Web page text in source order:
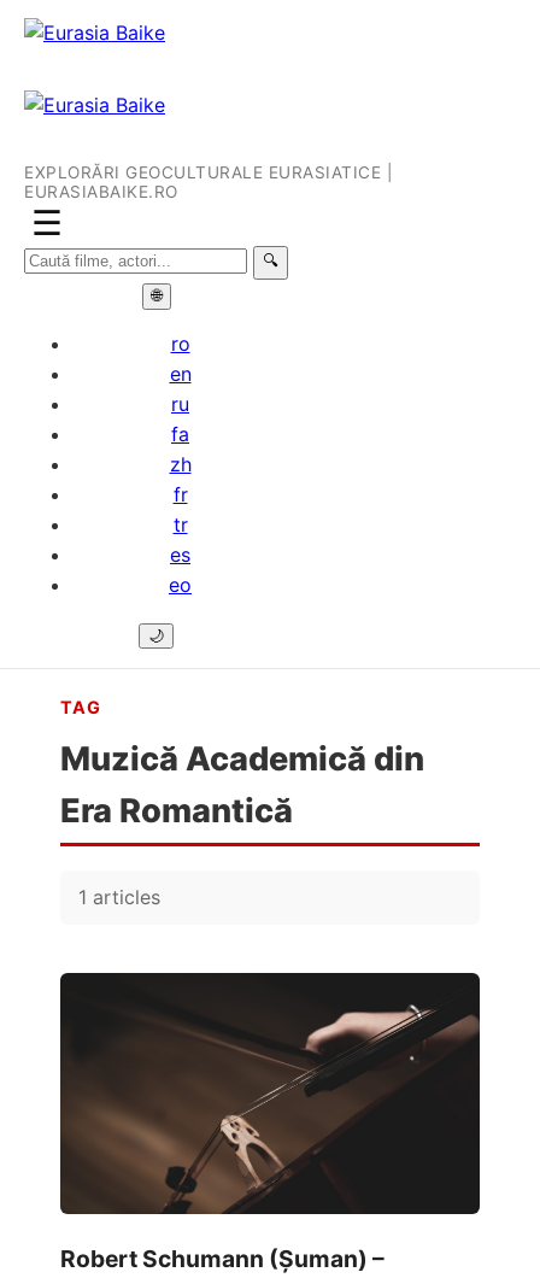
EXPLORĂRI GEOCULTURALE EURASIATICE |
EURASIABAIKE.RO
☰
🔍
🌐
ro
en
ru
fa
zh
fr
tr
es
eo
🌙
TAG
Muzică Academică din
Era Romantică
1 articles
Robert Schumann (Șuman) –